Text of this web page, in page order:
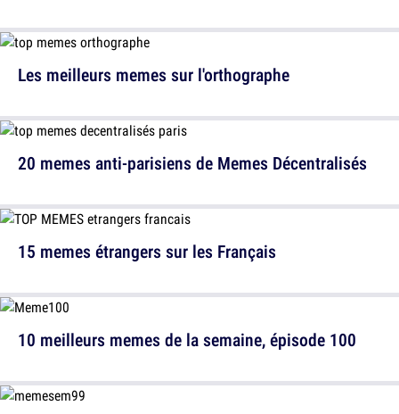
20 memes anti-parisiens de Memes Décentralisés
10 meilleurs memes de la semaine, épisode 100
Les meilleurs memes sur l'orthographe
15 memes étrangers sur les Français